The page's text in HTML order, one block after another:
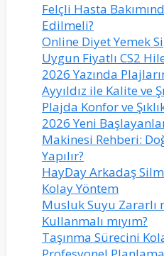
Felçli Hasta
Edilmeli?
Online Diyet Yemek
Uygun Fiyatlı CS2
2026 Yazında
Ayyıldız ile Kalite ve
Plajda Konfor ve
2026 Yeni
Makinesi Rehberi:
Yapılır?
HayDay Arkadaş
Kolay Yöntem
Musluk Suyu Zararlı
Kullanmalı mıyım?
Taşınma Sürecini